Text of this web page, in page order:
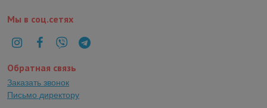
Мы в соц.сетях
Обратная связь
Заказать звонок
Письмо директору